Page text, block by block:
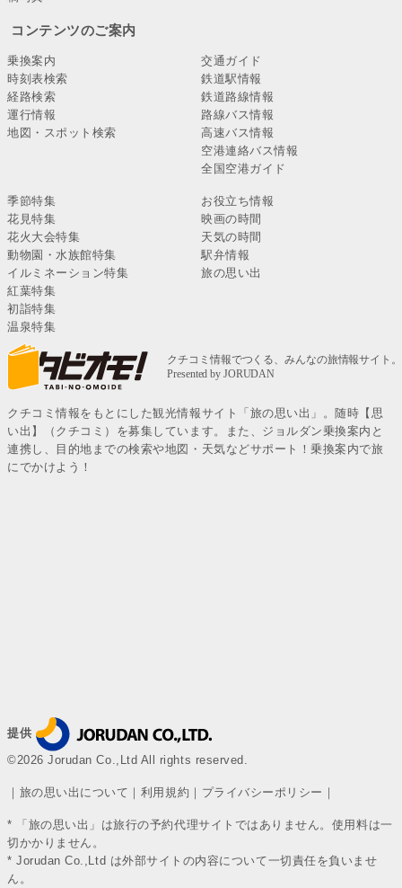
コンテンツのご案内
乗換案内
時刻表検索
経路検索
運行情報
地図・スポット検索
交通ガイド
鉄道駅情報
鉄道路線情報
路線バス情報
高速バス情報
空港連絡バス情報
全国空港ガイド
季節特集
花見特集
花火大会特集
動物園・水族館特集
イルミネーション特集
紅葉特集
初詣特集
温泉特集
お役立ち情報
映画の時間
天気の時間
駅弁情報
旅の思い出
クチコミ情報をもとにした観光情報サイト「旅の思い出」。随時【思
い出】（クチコミ）を募集しています。また、ジョルダン乗換案内と
連携し、目的地までの検索や地図・天気などサポート！乗換案内で旅
にでかけよう！
提供
©2026 Jorudan Co.,Ltd All rights reserved.
｜ 旅の思い出について ｜ 利用規約 ｜ プライバシーポリシー ｜
* 「旅の思い出」は旅行の予約代理サイトではありません。使用料は一
切かかりません。
* Jorudan Co.,Ltd は外部サイトの内容について一切責任を負いませ
ん。